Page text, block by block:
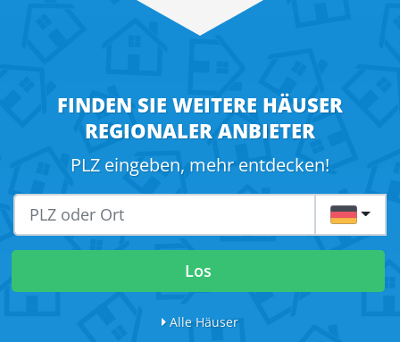
FINDEN SIE WEITERE HÄUSER
REGIONALER ANBIETER
PLZ eingeben, mehr entdecken!
DE
Los
Alle Häuser